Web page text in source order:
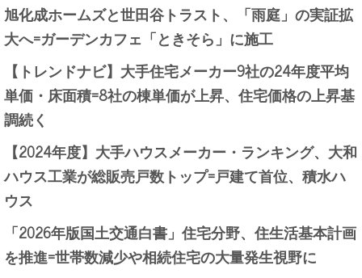
旭化成ホームズと世田谷トラスト、「雨庭」の実証拡
大へ=ガーデンカフェ「ときそら」に施工
【トレンドナビ】大手住宅メーカー9社の24年度平均
単価・床面積=8社の棟単価が上昇、住宅価格の上昇基
調続く
【2024年度】大手ハウスメーカー・ランキング、大和
ハウス工業が総販売戸数トップ=戸建て首位、積水ハ
ウス
「2026年版国土交通白書」住宅分野、住生活基本計画
を推進=世帯数減少や相続住宅の大量発生視野に